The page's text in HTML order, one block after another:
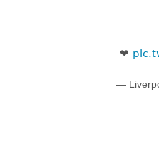
❤️
—